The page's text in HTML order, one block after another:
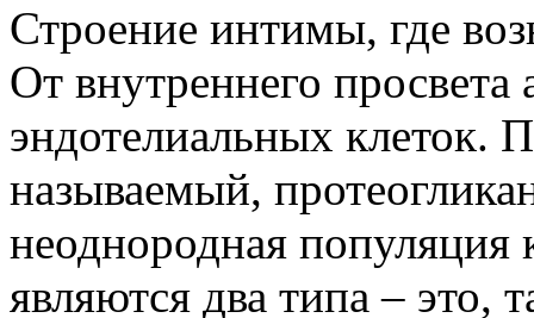
Строение интимы, где
От внутреннего
эндотелиальных клеток.
называемый,
неоднородная популяция
являются два типа – это,